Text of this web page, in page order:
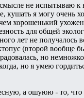
не испытываю к
я могу очень
хорошенький
для общей
лет не
(второй вообще
но
но я умею
а ошуюю - то,